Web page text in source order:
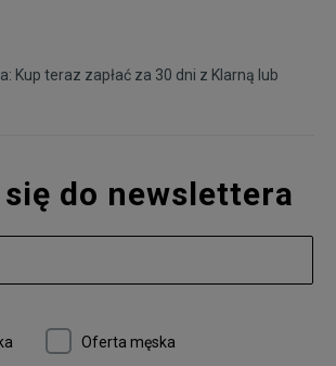
Kup teraz zapłać za 30 dni z Klarną lub
do newslettera
Oferta męska